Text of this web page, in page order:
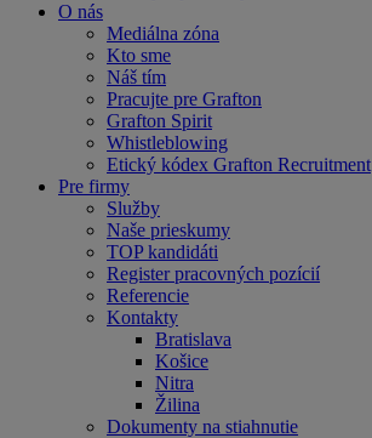
O nás
Mediálna zóna
Kto sme
Náš tím
Pracujte pre Grafton
Grafton Spirit
Whistleblowing
Etický kódex Grafton Recruitment
Pre firmy
Služby
Naše prieskumy
TOP kandidáti
Register pracovných pozícií
Referencie
Kontakty
Bratislava
Košice
Nitra
Žilina
Dokumenty na stiahnutie